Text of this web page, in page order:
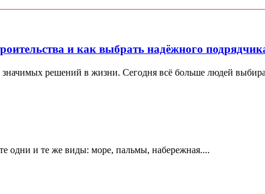
и как выбрать надёжного
решений в жизни. Сегодня всё больше людей
одни и те же виды: море, пальмы, набережная....